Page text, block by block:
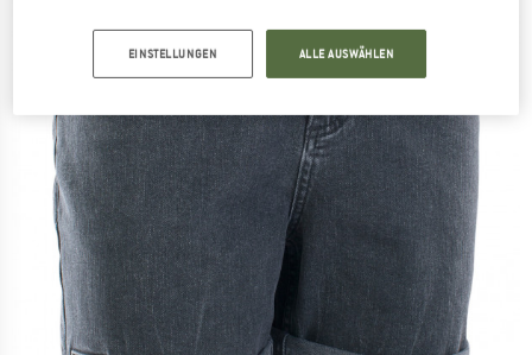
EINSTELLUNGEN ALLE AUSWÄHLEN